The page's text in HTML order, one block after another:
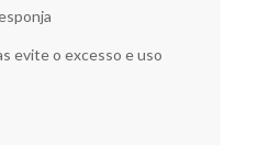
evite o excesso e uso